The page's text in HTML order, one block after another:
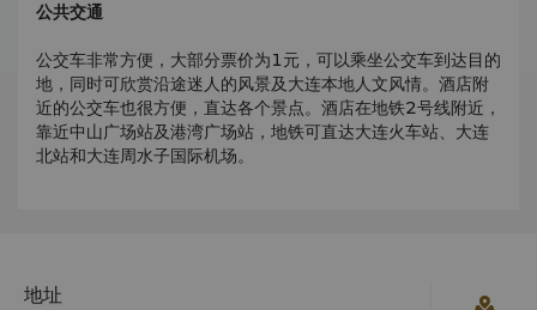
公共交通
公交车非常方便，大部分票价为1元，可以乘坐公交车到达目的
地，同时可欣赏沿途迷人的风景及大连本地人文风情。酒店附
近的公交车也很方便，直达各个景点。酒店在地铁2号线附近，
靠近中山广场站及港湾广场站，地铁可直达大连火车站、大连
北站和大连周水子国际机场。
地址